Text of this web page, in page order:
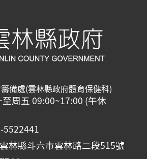
備處(雲林縣政府體育保健科)
周五 09:00~17:00 (午休
5522441
林縣斗六市雲林路二段515號